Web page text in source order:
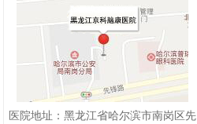
医院地址：黑龙江省哈尔滨市南岗区先